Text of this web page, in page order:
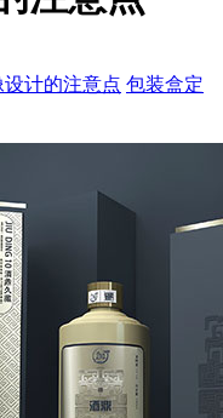
计的注意点 包装盒定